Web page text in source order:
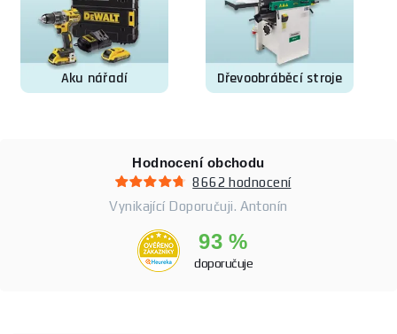
Aku nářadí Dřevoobráběcí stroje
Hodnocení obchodu
8662 hodnocení
Vynikající Doporučuji. Antonín
93 %
doporučuje